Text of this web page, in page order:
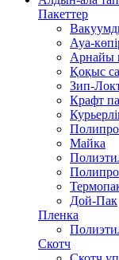
Пакеттер
Ауа-
Арнайы
Қоқыс
Зип-
Крафт
Майка
Дой-Пак
Пленка
Скотч